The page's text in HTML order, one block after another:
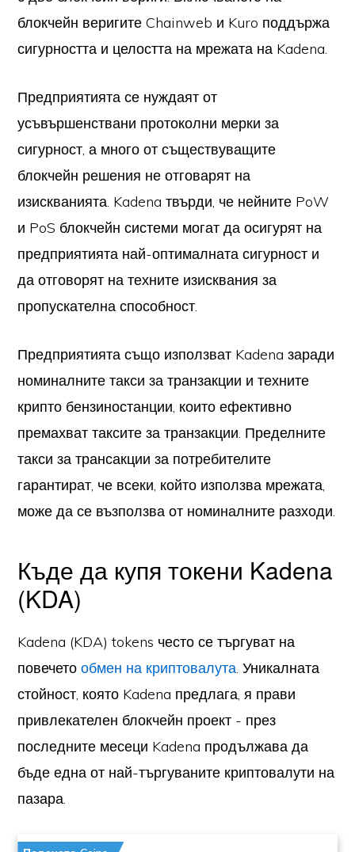
блокчейн веригите Chainweb и Kuro поддържа
сигурността и целостта на мрежата на Kadena.
Предприятията се нуждаят от
усъвършенствани протоколни мерки за
сигурност, а много от съществуващите
блокчейн решения не отговарят на
изискванията. Kadena твърди, че нейните PoW
и PoS блокчейн системи могат да осигурят на
предприятията най-оптималната сигурност и
да отговорят на техните изисквания за
пропускателна способност.
Предприятията също използват Kadena заради
номиналните такси за транзакции и техните
крипто бензиностанции, които ефективно
премахват таксите за транзакции. Пределните
такси за трансакции за потребителите
гарантират, че всеки, който използва мрежата,
може да се възползва от номиналните разходи.
Къде да купя токени Kadena
(KDA)
Kadena (KDA) tokens често се търгуват на
повечетообмен на криптовалута. Уникалната
стойност, която Kadena предлага, я прави
привлекателен блокчейн проект - през
последните месеци Kadena продължава да
бъде една от най-търгуваните криптовалути на
пазара.